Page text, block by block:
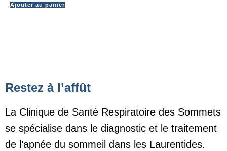
Ajouter au panier
Restez à l’affût
La Clinique de Santé Respiratoire des Sommets
se spécialise dans le diagnostic et le traitement
de l’apnée du sommeil dans les Laurentides.